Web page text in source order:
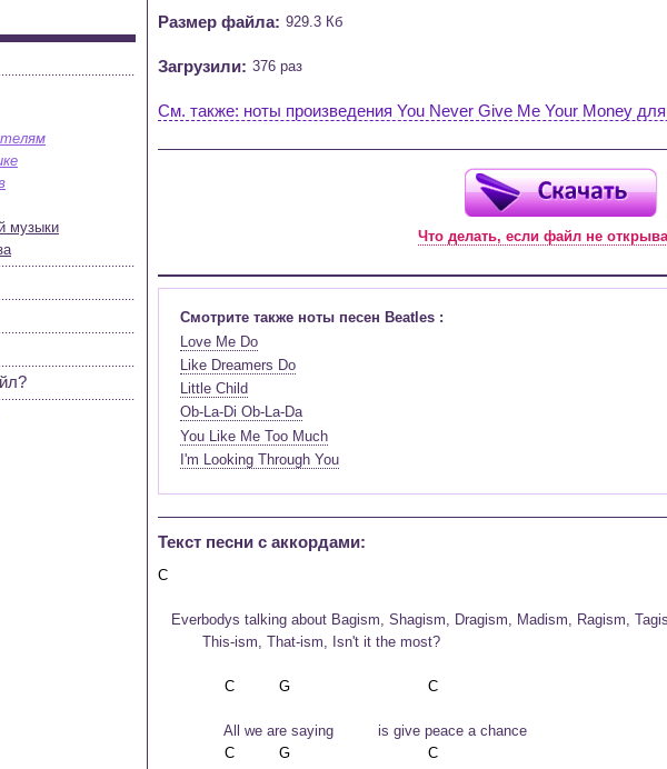
Размер файла: 929.3 Кб
Загрузили: 376 раз
См. также: ноты произведения You Never Give Me Your Money
Что делать, если файл не
Смотрите также ноты песен Beatles :
Love Me Do
Like Dreamers Do
Little Child
Ob-La-Di Ob-La-Da
You Like Me Too Much
I'm Looking Through You
Текст песни c аккордами:
Everbodys talking about Bagism, Shagism, Dragism, Madism, Ragism,
          This-ism, That-ism, Isn't it the most?
               All we are saying          is give peace a chance
музыки